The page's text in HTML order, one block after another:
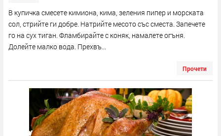
В купичка смесете кимиона, кима, зеления пипер и морската
сол, стрийте ги добре. Натрийте месото със сместа. Запечете
го на сух тиган. Фламбирайте с коняк, намалете огъня.
Долейте малко вода. Прехвъ...
Прочети